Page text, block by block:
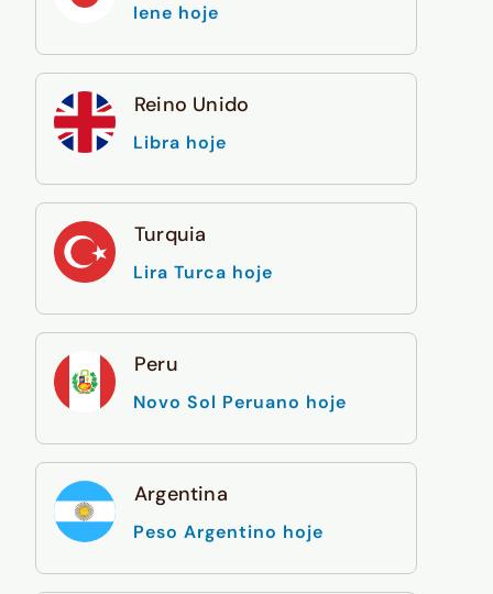
Iene hoje
Reino Unido
Libra hoje
Turquia
Lira Turca hoje
Peru
Novo Sol Peruano hoje
Argentina
Peso Argentino hoje